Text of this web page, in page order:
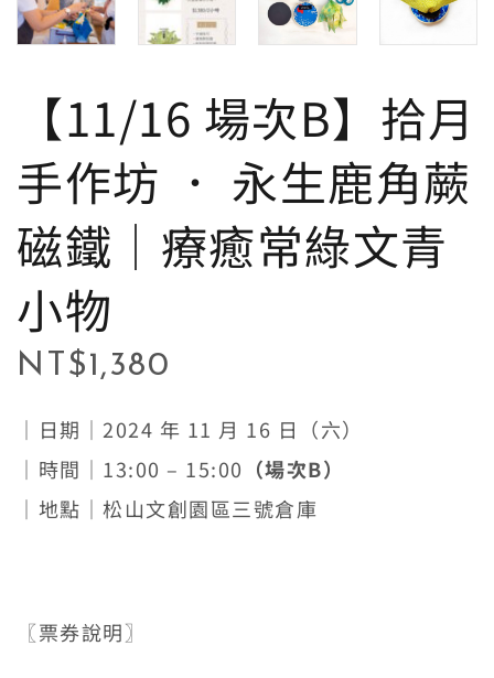
【11/16 場次B】拾月
手作坊 ． 永生鹿角蕨
磁鐵│療癒常綠文青
小物
NT$1,380
｜日期｜2024 年 11 月 16 日（六）
｜時間｜13:00 – 15:00 （場次B）
｜地點｜松山文創園區三號倉庫
〖票券說明〗